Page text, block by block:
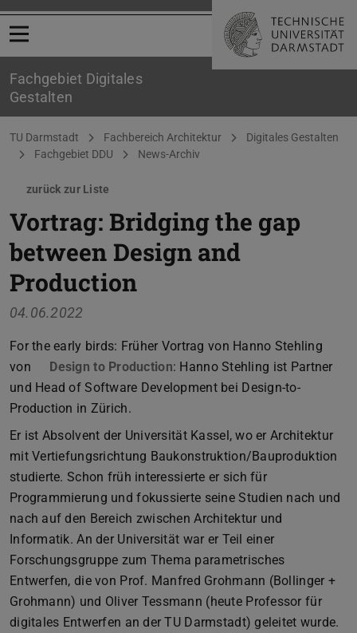
Menü öffnen
Fachgebiet Digitales
Gestalten
Sie befinden sich hier:
TU Darmstadt Fachbereich Architektur
Digitales Gestalten
Fachgebiet DDU
News-Archiv
zurück zur Liste
Vortrag: Bridging the gap
between Design and
Production
04.06.2022
For the early birds: Früher Vortrag von Hanno Stehling
von
Design to Production: Hanno Stehling ist Partner
und Head of Software Development bei Design-to-
Production in Zürich.
Er ist Absolvent der Universität Kassel, wo er Architektur
mit Vertiefungsrichtung Baukonstruktion/Bauproduktion
studierte. Schon früh interessierte er sich für
Programmierung und fokussierte seine Studien nach und
nach auf den Bereich zwischen Architektur und
Informatik. An der Universität war er Teil einer
Forschungsgruppe zum Thema parametrisches
Entwerfen, die von Prof. Manfred Grohmann (Bollinger +
Grohmann) und Oliver Tessmann (heute Professor für
digitales Entwerfen an der TU Darmstadt) geleitet wurde.